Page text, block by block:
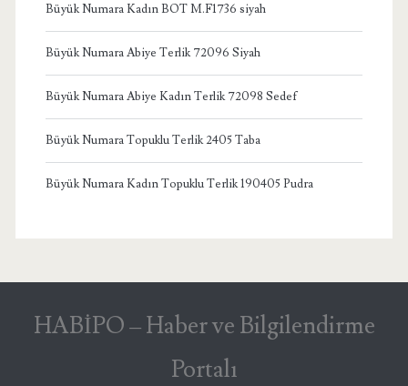
Büyük Numara Kadın BOT M.F1736 siyah
Büyük Numara Abiye Terlik 72096 Siyah
Büyük Numara Abiye Kadın Terlik 72098 Sedef
Büyük Numara Topuklu Terlik 2405 Taba
Büyük Numara Kadın Topuklu Terlik 190405 Pudra
HABİPO – Haber ve Bilgilendirme
Portalı